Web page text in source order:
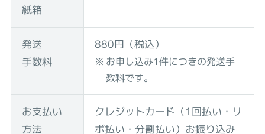
紙箱
発送
手数料
880円（税込）
お申し込み1件につきの発送手
数料です。
お支払い
方法
クレジットカード（1回払い・リ
ボ払い・分割払い） お振り込み